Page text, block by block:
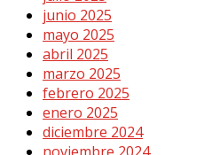
junio 2025
mayo 2025
abril 2025
marzo 2025
febrero 2025
enero 2025
diciembre 2024